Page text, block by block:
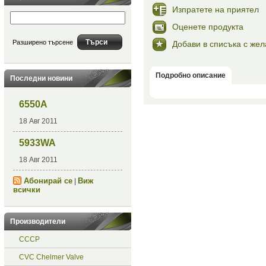
Разширено търсене
Последни новини
6550A
18 Авг 2011
5933WA
18 Авг 2011
Абонирай се|
Виж
всички
Производители
СССР
CVC Chelmer Valve
Изпратете на приятел
Оценете продукта
Добави в списъка с
Подробно описание